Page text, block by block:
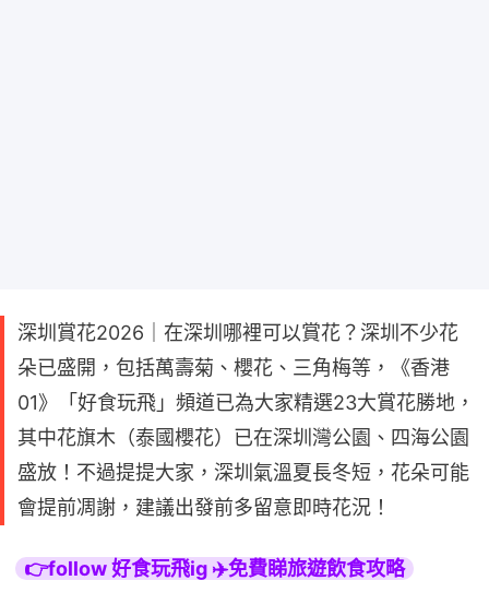
深圳賞花2026｜在深圳哪裡可以賞花？深圳不少花
朵已盛開，包括萬壽菊、櫻花、三角梅等，《香港
01》「好食玩飛」頻道已為大家精選23大賞花勝地，
其中花旗木（泰國櫻花）已在深圳灣公園、四海公園
盛放！不過提提大家，深圳氣溫夏長冬短，花朵可能
會提前凋謝，建議出發前多留意即時花況！
👉follow 好食玩飛ig ✈️免費睇旅遊飲食攻略